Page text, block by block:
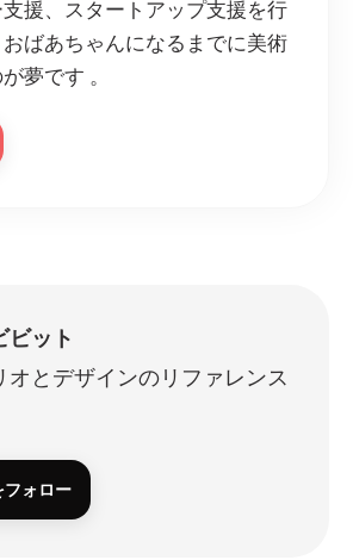
援、スタートアップ支援を行
ばあちゃんになるまでに美術
夢です 。
ビット
オとデザインのリファレンス
ォロー